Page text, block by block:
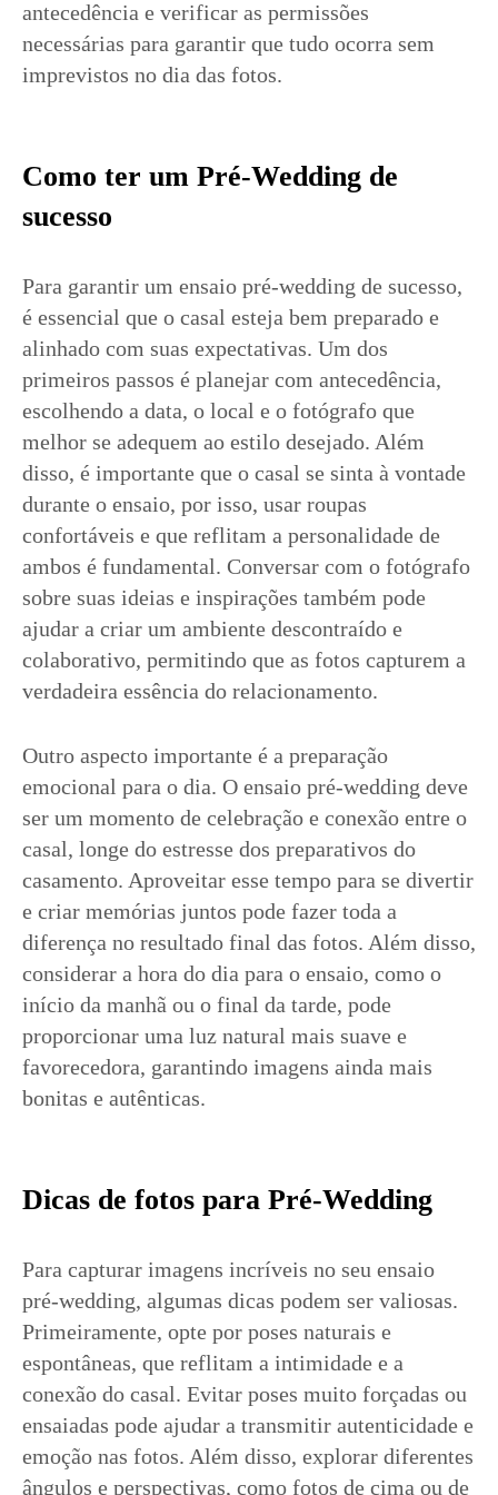
antecedência e verificar as permissões
necessárias para garantir que tudo ocorra sem
imprevistos no dia das fotos.
Como ter um Pré-Wedding de
sucesso
Para garantir um ensaio pré-wedding de sucesso,
é essencial que o casal esteja bem preparado e
alinhado com suas expectativas. Um dos
primeiros passos é planejar com antecedência,
escolhendo a data, o local e o fotógrafo que
melhor se adequem ao estilo desejado. Além
disso, é importante que o casal se sinta à vontade
durante o ensaio, por isso, usar roupas
confortáveis e que reflitam a personalidade de
ambos é fundamental. Conversar com o fotógrafo
sobre suas ideias e inspirações também pode
ajudar a criar um ambiente descontraído e
colaborativo, permitindo que as fotos capturem a
verdadeira essência do relacionamento.
Outro aspecto importante é a preparação
emocional para o dia. O ensaio pré-wedding deve
ser um momento de celebração e conexão entre o
casal, longe do estresse dos preparativos do
casamento. Aproveitar esse tempo para se divertir
e criar memórias juntos pode fazer toda a
diferença no resultado final das fotos. Além disso,
considerar a hora do dia para o ensaio, como o
início da manhã ou o final da tarde, pode
proporcionar uma luz natural mais suave e
favorecedora, garantindo imagens ainda mais
bonitas e autênticas.
Dicas de fotos para Pré-Wedding
Para capturar imagens incríveis no seu ensaio
pré-wedding, algumas dicas podem ser valiosas.
Primeiramente, opte por poses naturais e
espontâneas, que reflitam a intimidade e a
conexão do casal. Evitar poses muito forçadas ou
ensaiadas pode ajudar a transmitir autenticidade e
emoção nas fotos. Além disso, explorar diferentes
ângulos e perspectivas, como fotos de cima ou de